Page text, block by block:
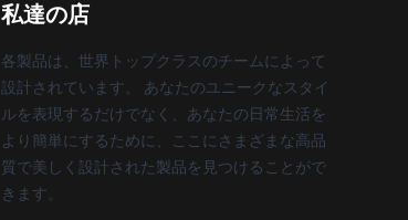
私達の店
各製品は、世界トップクラスのチームによって
設計されています。 あなたのユニークなスタイ
ルを表現するだけでなく、あなたの日常生活を
より簡単にするために、ここにさまざまな高品
質で美しく設計された製品を見つけることがで
きます。